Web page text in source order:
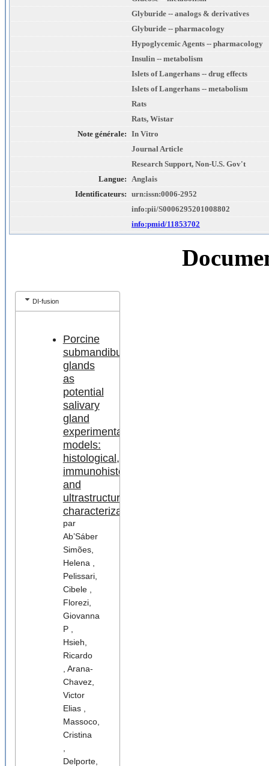
Glyburide -- analogs & derivatives
Glyburide -- pharmacology
Hypoglycemic Agents -- pharmacology
Insulin -- metabolism
Islets of Langerhans -- drug effects
Islets of Langerhans -- metabolism
Rats
Rats, Wistar
Note générale:
In Vitro
Journal Article
Research Support, Non-U.S. Gov't
Langue:
Anglais
Identificateurs:
urn:issn:0006-2952
info:pii/S0006295201008802
info:pmid/11853702
DI-fusion
Porcine
submandibular
glands
as
potential
salivary
gland
experimental
models:
histological,
immunohistochemical,
and
ultrastructural
characterization
par
Ab’Sáber
Simões,
Helena ,
Pelissari,
Cibele ,
Florezi,
Giovanna
P ,
Hsieh,
Ricardo
, Arana-
Chavez,
Victor
Elias ,
Massoco,
Cristina
,
Delporte,